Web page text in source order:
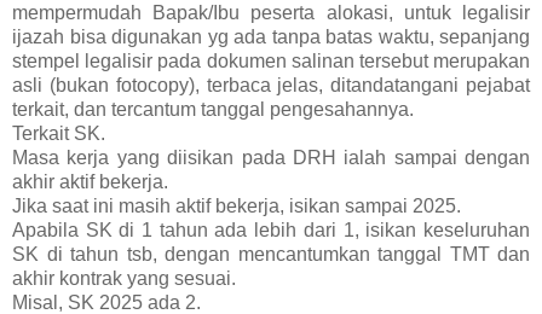
mempermudah Bapak/Ibu peserta alokasi, untuk legalisir
ijazah bisa digunakan yg ada tanpa batas waktu, sepanjang
stempel legalisir pada dokumen salinan tersebut merupakan
asli (bukan fotocopy), terbaca jelas, ditandatangani pejabat
terkait, dan tercantum tanggal pengesahannya.
Terkait SK.
Masa kerja yang diisikan pada DRH ialah sampai dengan
akhir aktif bekerja.
Jika saat ini masih aktif bekerja, isikan sampai 2025.
Apabila SK di 1 tahun ada lebih dari 1, isikan keseluruhan
SK di tahun tsb, dengan mencantumkan tanggal TMT dan
akhir kontrak yang sesuai.
Misal, SK 2025 ada 2.